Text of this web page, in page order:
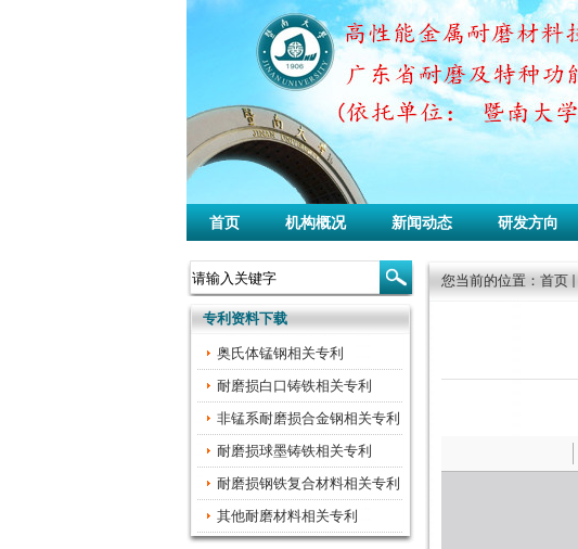
首页 机构概况 新闻动态 研发方向
专利资料下载
奥氏体锰钢相关专利
耐磨损白口铸铁相关专利
非锰系耐磨损合金钢相关专利
耐磨损球墨铸铁相关专利
耐磨损钢铁复合材料相关专利
其他耐磨材料相关专利
您当前的位置： 首页